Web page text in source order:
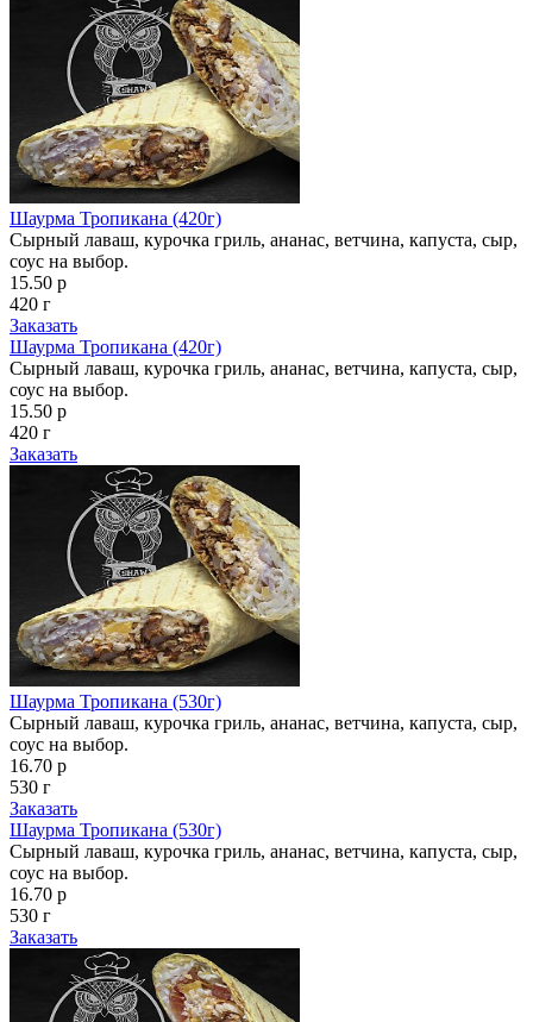
Шаурма Тропикана (420г)
Сырный лаваш, курочка гриль, ананас, ветчина, капуста, сыр,
соус на выбор.
15.50 р
420 г
Заказать
Шаурма Тропикана (420г)
Сырный лаваш, курочка гриль, ананас, ветчина, капуста, сыр,
соус на выбор.
15.50 р
420 г
Заказать
Шаурма Тропикана (530г)
Сырный лаваш, курочка гриль, ананас, ветчина, капуста, сыр,
соус на выбор.
16.70 р
530 г
Заказать
Шаурма Тропикана (530г)
Сырный лаваш, курочка гриль, ананас, ветчина, капуста, сыр,
соус на выбор.
16.70 р
530 г
Заказать